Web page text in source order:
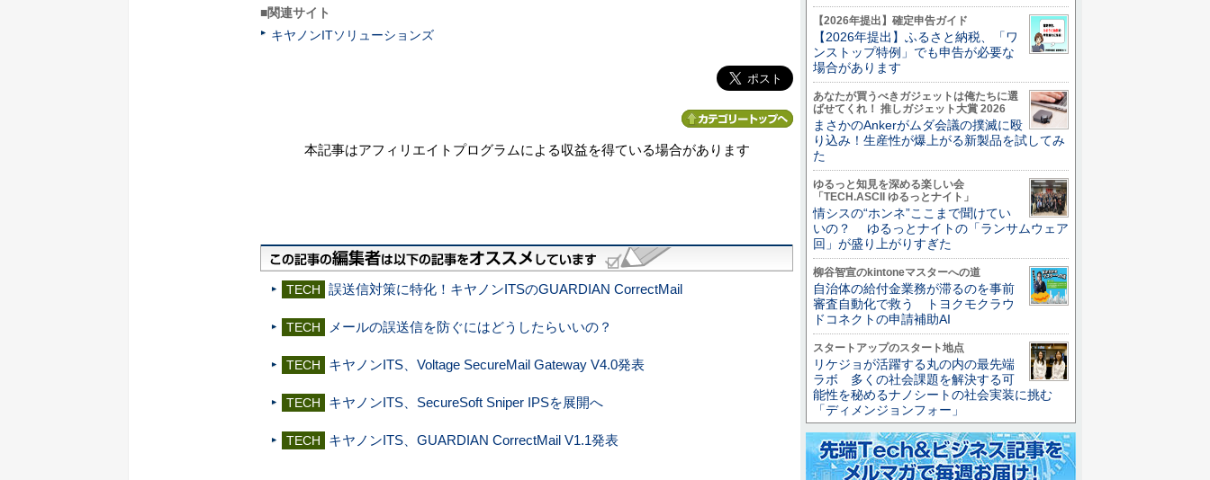
■関連サイト
キヤノンITソリューションズ
本記事はアフィリエイトプログラムによる収益を得ている場合があります
TECH 誤送信対策に特化！キヤノンITSのGUARDIAN CorrectMail
TECH メールの誤送信を防ぐにはどうしたらいいの？
TECH キヤノンITS、Voltage SecureMail Gateway V4.0発表
TECH キヤノンITS、SecureSoft Sniper IPSを展開へ
TECH キヤノンITS、GUARDIAN CorrectMail V1.1発表
【2026年提出】確定申告ガイド
【2026年提出】ふるさと納税、「ワ
ンストップ特例」でも申告が必要な
場合があります
あなたが買うべきガジェットは俺たちに選
ばせてくれ！ 推しガジェット大賞 2026
まさかのAnkerがムダ会議の撲滅に殴
り込み！生産性が爆上がる新製品を試してみ
た
ゆるっと知見を深める楽しい会
「TECH.ASCII ゆるっとナイト」
情シスの“ホンネ”ここまで聞けてい
いの？ ゆるっとナイトの「ランサムウェア
回」が盛り上がりすぎた
柳谷智宣のkintoneマスターへの道
自治体の給付金業務が滞るのを事前
審査自動化で救う トヨクモクラウ
ドコネクトの申請補助AI
スタートアップのスタート地点
リケジョが活躍する丸の内の最先端
ラボ 多くの社会課題を解決する可
能性を秘めるナノシートの社会実装に挑む
「ディメンジョンフォー」